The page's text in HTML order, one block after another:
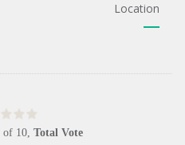
Location
of 10, Total Vote: